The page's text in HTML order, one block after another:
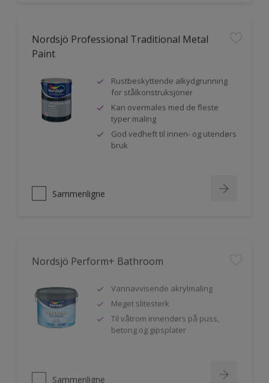
Nordsjö Professional Traditional Metal
Paint
Rustbeskyttende alkydgrunning
for stålkonstruksjoner
Kan overmales med de fleste
typer maling
God vedheft til innen- og utendørs
bruk
Sammenligne
Meget slitesterk
Til våtrom innendørs på puss,
betong og gipsplater